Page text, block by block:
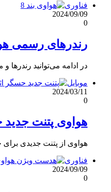
فناوری
2024/09/09
0
رندرهای رسمی هواوی بند 9 فاش
در ادامه می‌توانید رندرها و
موبایل
2024/03/11
0
هواوی پتنت جدید
هواوی از پتنت جدیدی
فناوری
2024/09/09
0